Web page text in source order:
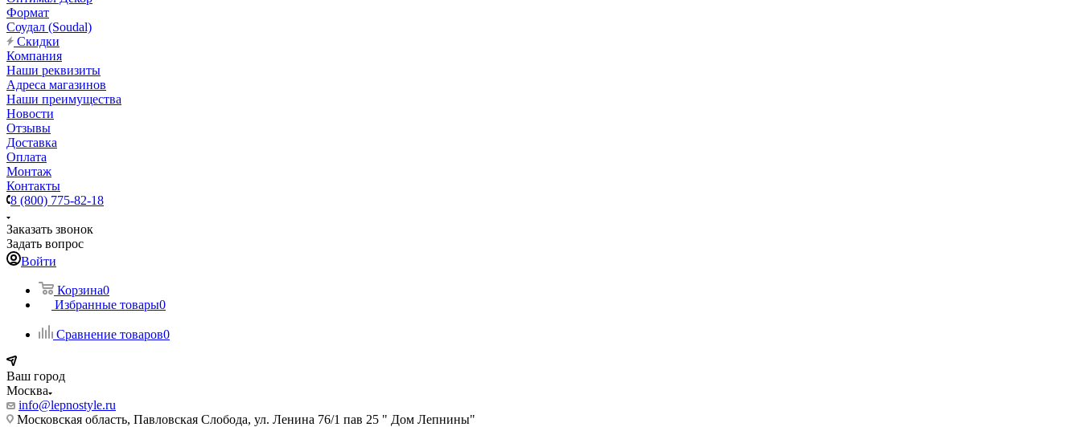
Формат
Соудал (Soudal)
Скидки
Компания
Наши реквизиты
Адреса магазинов
Наши преимущества
Новости
Отзывы
Доставка
Оплата
Монтаж
Контакты
8 (800) 775-82-18
Заказать звонок
Задать вопрос
Войти
Корзина0
Избранные товары0
Сравнение товаров0
Ваш город
Москва
info@lepnostyle.ru
Московская область, Павловская Слобода, ул. Ленина 76/1 пав 25 " Дом Лепнины"